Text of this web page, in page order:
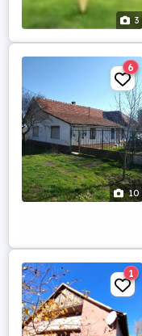
3
10
6
1